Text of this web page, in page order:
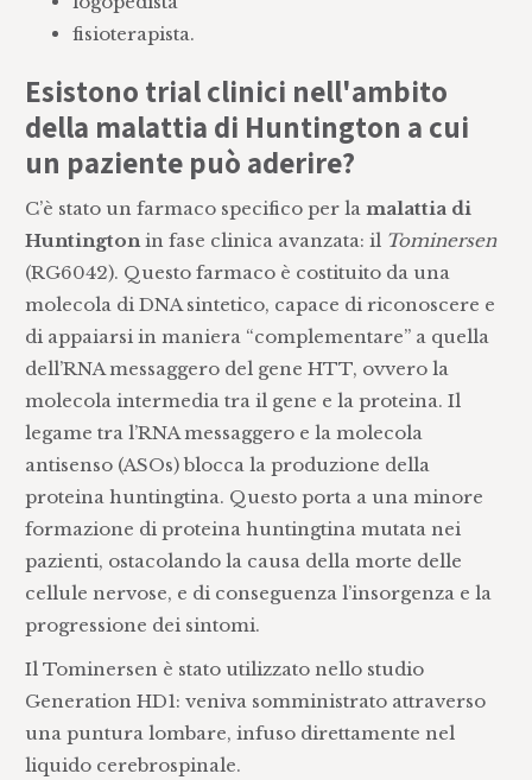
fisioterapista.
Esistono trial clinici nell'ambito
della malattia di Huntington a cui
un paziente può aderire?
C’è stato un farmaco specifico per lamalattia di
Huntingtonin fase clinica avanzata: il Tominersen
(RG6042). Questo farmaco è costituito da una
molecola di DNA sintetico, capace di riconoscere e
di appaiarsi in maniera “complementare” a quella
dell’RNA messaggero del gene HTT, ovvero la
molecola intermedia tra il gene e la proteina. Il
legame tra l’RNA messaggero e la molecola
antisenso (ASOs) blocca la produzione della
proteina huntingtina. Questo porta a una minore
formazione di proteina huntingtina mutata nei
pazienti, ostacolando la causa della morte delle
cellule nervose, e di conseguenza l’insorgenza e la
progressione dei sintomi.
Il Tominersen è stato utilizzato nello studio
Generation HD1: veniva somministrato attraverso
una puntura lombare, infuso direttamente nel
liquido cerebrospinale.